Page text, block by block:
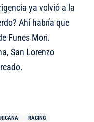
ya volvió a la
Ahí habría que
Funes Mori.
San Lorenzo
RACING